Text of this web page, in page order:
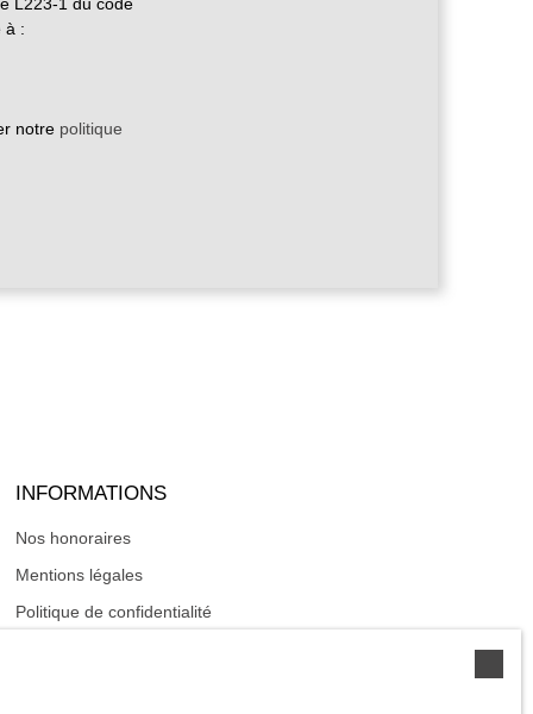
à :
notre politique
INFORMATIONS
Nos honoraires
Mentions légales
Politique de confidentialité